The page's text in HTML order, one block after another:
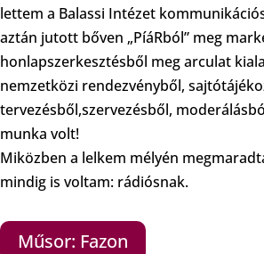
lettem a Balassi Intézet
aztán jutott bőven „PíáRból” meg
honlapszerkesztésből meg arculat
nemzetközi rendezvényből,
tervezésből,szervezésből,
munka volt!
Miközben a lelkem mélyén
mindig is voltam: rádiósnak.
Műsor: Fazon